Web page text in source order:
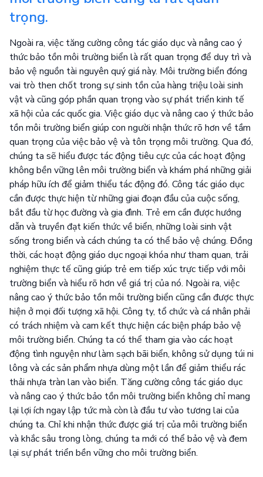
trọng.
Ngoài ra, việc tăng cường công tác giáo dục và nâng cao ý
thức bảo tồn môi trường biển là rất quan trọng để duy trì và
bảo vệ nguồn tài nguyên quý giá này. Môi trường biển đóng
vai trò then chốt trong sự sinh tồn của hàng triệu loài sinh
vật và cũng góp phần quan trọng vào sự phát triển kinh tế
xã hội của các quốc gia. Việc giáo dục và nâng cao ý thức bảo
tồn môi trường biển giúp con người nhận thức rõ hơn về tầm
quan trọng của việc bảo vệ và tôn trọng môi trường. Qua đó,
chúng ta sẽ hiểu được tác động tiêu cực của các hoạt động
không bền vững lên môi trường biển và khám phá những giải
pháp hữu ích để giảm thiểu tác động đó. Công tác giáo dục
cần được thực hiện từ những giai đoạn đầu của cuộc sống,
bắt đầu từ học đường và gia đình. Trẻ em cần được hướng
dẫn và truyền đạt kiến thức về biển, những loài sinh vật
sống trong biển và cách chúng ta có thể bảo vệ chúng. Đồng
thời, các hoạt động giáo dục ngoại khóa như tham quan, trải
nghiệm thực tế cũng giúp trẻ em tiếp xúc trực tiếp với môi
trường biển và hiểu rõ hơn về giá trị của nó. Ngoài ra, việc
nâng cao ý thức bảo tồn môi trường biển cũng cần được thực
hiện ở mọi đối tượng xã hội. Công ty, tổ chức và cá nhân phải
có trách nhiệm và cam kết thực hiện các biện pháp bảo vệ
môi trường biển. Chúng ta có thể tham gia vào các hoạt
động tình nguyện như làm sạch bãi biển, không sử dụng túi ni
lông và các sản phẩm nhựa dùng một lần để giảm thiểu rác
thải nhựa tràn lan vào biển. Tăng cường công tác giáo dục
và nâng cao ý thức bảo tồn môi trường biển không chỉ mang
lại lợi ích ngay lập tức mà còn là đầu tư vào tương lai của
chúng ta. Chỉ khi nhận thức được giá trị của môi trường biển
và khắc sâu trong lòng, chúng ta mới có thể bảo vệ và đem
lại sự phát triển bền vững cho môi trường biển.